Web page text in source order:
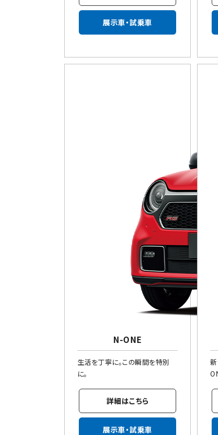
展示車・試乗車
N-ONE
生活を丁寧に。この瞬間を特別
に。
詳細はこちら
展示車・試乗車